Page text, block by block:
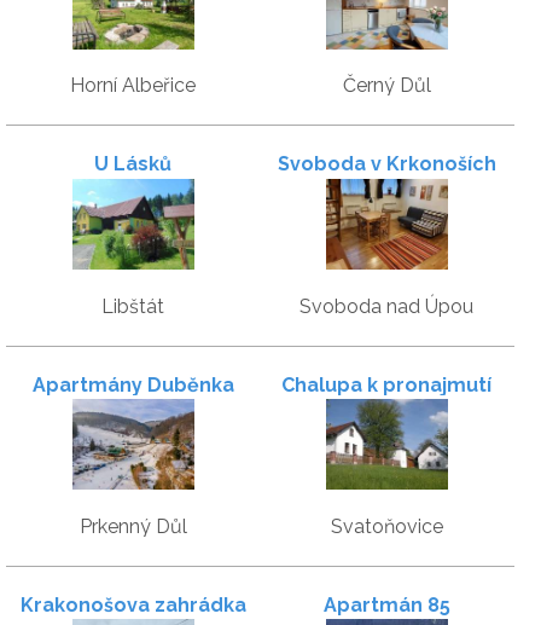
Horní Albeřice Černý Důl
U Lásků
Libštát
Svoboda v Krkonoších
Svoboda nad Úpou
Apartmány Duběnka
Prkenný Důl
Chalupa k pronajmutí
Svatoňovice
Krakonošova zahrádka Apartmán 85